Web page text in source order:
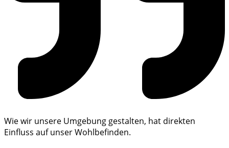
Wie wir unsere Umgebung gestalten, hat direkten
Einfluss auf unser Wohlbefinden.